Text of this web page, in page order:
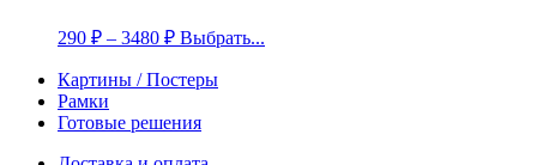
290 ₽ – 3480 ₽ Выбрать...
Картины / Постеры
Рамки
Готовые решения